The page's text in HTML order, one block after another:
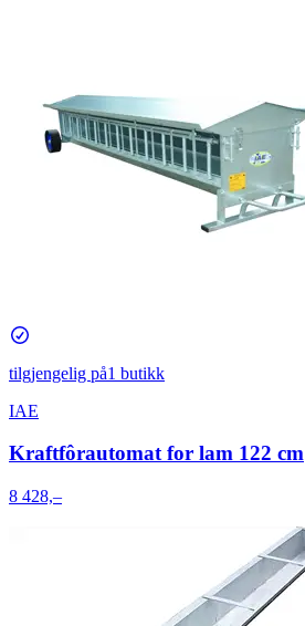
tilgjengelig på1 butikk
IAE
Kraftfôrautomat for lam 122 cm
8 428,–